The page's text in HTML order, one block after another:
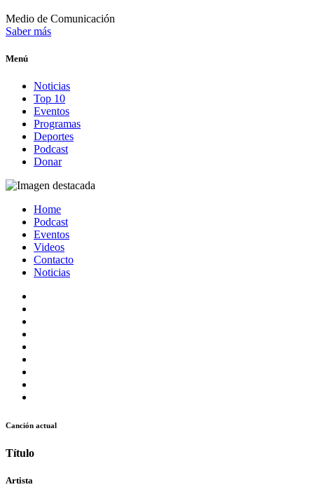
Medio de Comunicación
Saber más
Menú
Noticias
Top 10
Eventos
Programas
Deportes
Podcast
Donar
Home
Podcast
Eventos
Videos
Contacto
Noticias
Canción actual
Título
Artista